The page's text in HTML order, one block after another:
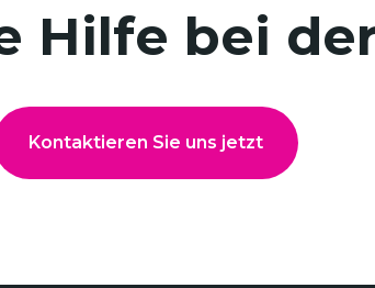
Hilfe bei
Kontaktieren Sie uns jetzt